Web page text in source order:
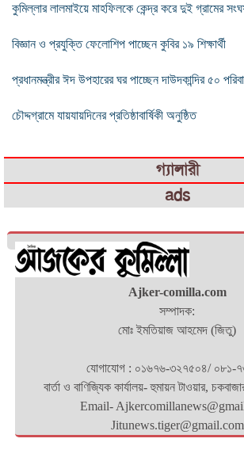
কুমিল্লার লালমাইয়ে মাহফিলকে কেন্দ্র করে দুই গ্রামের
বিজ্ঞান ও প্রযুক্তি ফেলোশিপ পাচ্ছেন কুবির ১৯ শিক্ষার্থী
প্রধানমন্ত্রীর ঈদ উপহারের ঘর পাচ্ছেন দাউদকান্দির ৫০
চৌদ্দগ্রামে যায়যায়দিনের প্রতিষ্ঠাবার্ষিকী অনুষ্ঠিত
গ্যালারী
ads
Ajker-comilla.com
সম্পাদক:
মোঃ ইমতিয়াজ আহমেদ (জিতু)
যোগাযোগ : ০১৬৭৬-৩২৭৫০৪/ ০৮১-
বার্তা ও বাণিজ্যিক কার্যালয়- হুমায়ন টাওয়ার,
Email-
Jitunews.tiger@gmail.com